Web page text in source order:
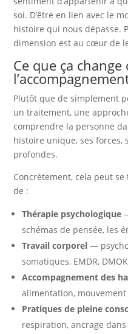
soi. D’être en lien avec le
histoire qui nous dépasse.
dimension est au cœur de
Ce que ça
Plutôt que de simplement
un traitement, une
comprendre la personne
histoire unique, ses forces,
profondes.
Concrètement, cela peut
de :
Thérapie psychologique
schémas de pensée, les
Travail corporel —
somatiques, EMDR,
Accompagnement des
alimentation, mouvement
Pratiques de pleine
respiration, ancrage